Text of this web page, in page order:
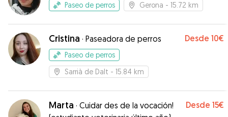
Paseo de perros Gerona - 15.72 km
Cristina · Paseadora de perros Desde 10€
Paseo de perros
Sarrià de Dalt - 15.84 km
Marta · Cuidar des de la vocación!
Desde 15€